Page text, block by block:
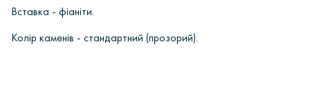
Вставка - фіаніти.
Колір каменів - стандартний (прозорий).